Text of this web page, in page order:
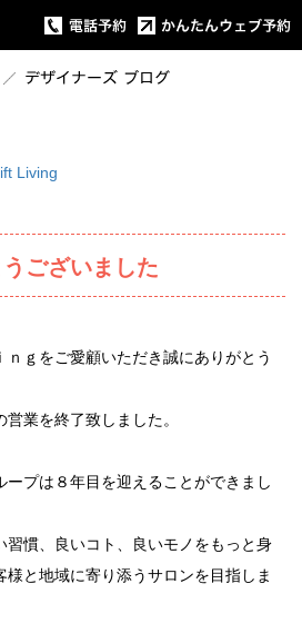
Living
ございました
ｇをご愛顧いただき誠にありがとう
業を終了致しました。
ープは８年目を迎えることができまし
習慣、良いコト、良いモノをもっと身
と地域に寄り添うサロンを目指しま